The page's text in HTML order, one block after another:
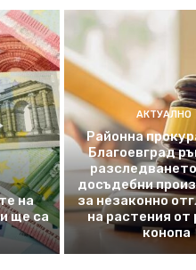
на
ще са
АКТУАЛНО
Районна
Благоевград
досъдебни
за незаконно
на растения от
конопа